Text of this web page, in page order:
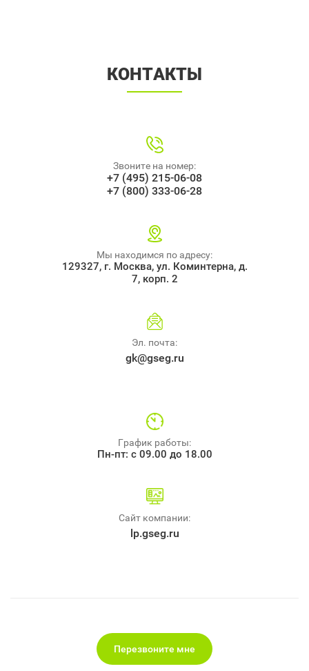
КОНТАКТЫ
Звоните на номер:
+7 (495) 215-06-08
+7 (800) 333-06-28
Мы находимся по адресу:
129327, г. Москва, ул. Коминтерна, д.
7, корп. 2
Эл. почта:
gk@gseg.ru
График работы:
Пн-пт: с 09.00 до 18.00
Сайт компании:
lp.gseg.ru
Перезвоните мне